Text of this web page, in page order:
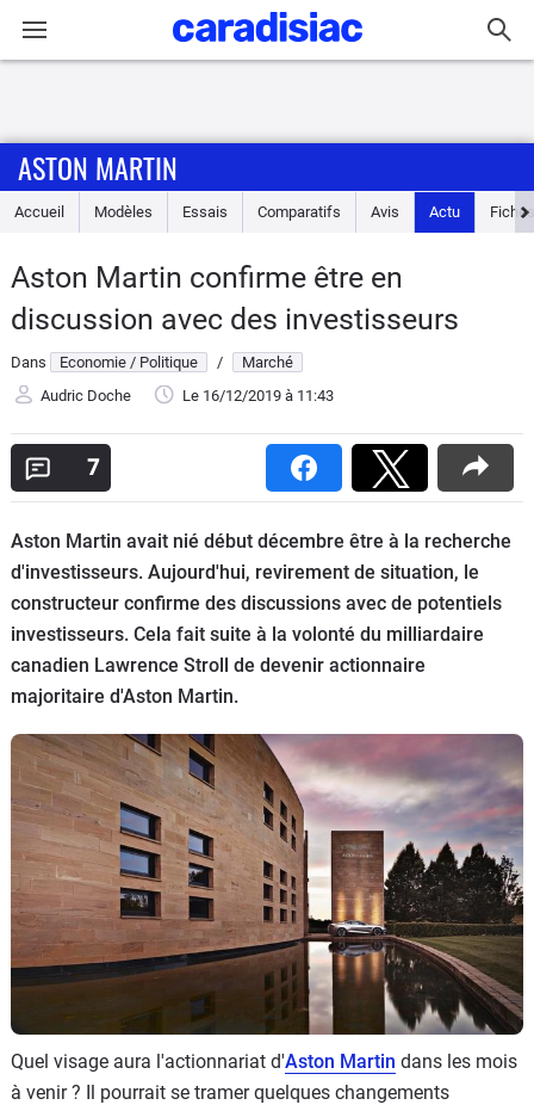
Accueil
Essais
Guide
d'achat
Electriques
Utilitaires
Flottes
Services
Forum
Moto
Marques
ASTON MARTIN
Accueil Modèles Essais Comparatifs Avis Actu
Aston Martin confirme être en
discussion avec des investisseurs
Dans Economie / Politique /
Marché
Audric Doche
Le 16/12/2019 à 11:43
7
Aston Martin avait nié début décembre être à la recherche
d'investisseurs. Aujourd'hui, revirement de situation, le
constructeur confirme des discussions avec de potentiels
investisseurs. Cela fait suite à la volonté du milliardaire
canadien Lawrence Stroll de devenir actionnaire
majoritaire d'Aston Martin.
Quel visage aura l'actionnariat d'Aston Martin dans les mois
à venir ? Il pourrait se tramer quelques changements